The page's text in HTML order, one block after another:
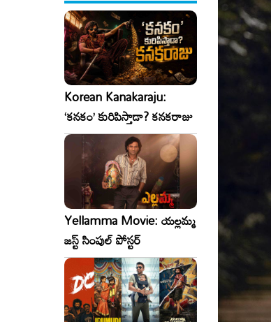
Korean Kanakaraju:
‘కనకం’ కురిపిస్తాడా? కనకరాజు
Yellamma Movie: యల్లమ్మ
జస్ట్ సింపుల్ పోస్టర్